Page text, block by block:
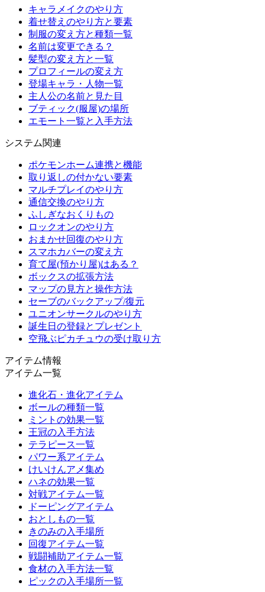
キャラメイクのやり方
着せ替えのやり方と要素
制服の変え方と種類一覧
名前は変更できる？
髪型の変え方と一覧
プロフィールの変え方
登場キャラ・人物一覧
主人公の名前と見た目
ブティック(服屋)の場所
エモート一覧と入手方法
システム関連
ポケモンホーム連携と機能
取り返しの付かない要素
マルチプレイのやり方
通信交換のやり方
ふしぎなおくりもの
ロックオンのやり方
おまかせ回復のやり方
スマホカバーの変え方
育て屋(預かり屋)はある？
ボックスの拡張方法
マップの見方と操作方法
セーブのバックアップ/復元
ユニオンサークルのやり方
誕生日の登録とプレゼント
空飛ぶピカチュウの受け取り方
アイテム情報
アイテム一覧
進化石・進化アイテム
ボールの種類一覧
ミントの効果一覧
王冠の入手方法
テラピース一覧
パワー系アイテム
けいけんアメ集め
ハネの効果一覧
対戦アイテム一覧
ドーピングアイテム
おとしもの一覧
きのみの入手場所
回復アイテム一覧
戦闘補助アイテム一覧
食材の入手方法一覧
ピックの入手場所一覧